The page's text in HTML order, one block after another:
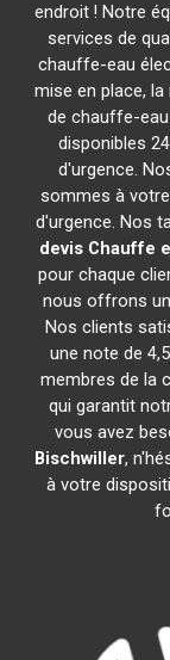
endroit ! Notre
services de
chauffe-eau
mise en place,
de chauffe-
disponibles
d'urgence.
sommes à
d'urgence. Nos
devis Chauffe
pour chaque
nous offrons
Nos clients
une note de
membres de la
qui garantit
vous avez
Bischwiller,
à votre